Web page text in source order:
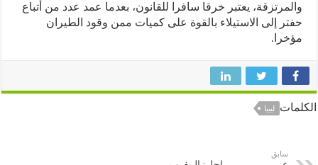
يعتبر خرقا سافرا للقانون، بعدما عمد عدد من أتباع
إلى الاستيلاء بالقوة على كميات ممن وقود الطيران
ليبيا